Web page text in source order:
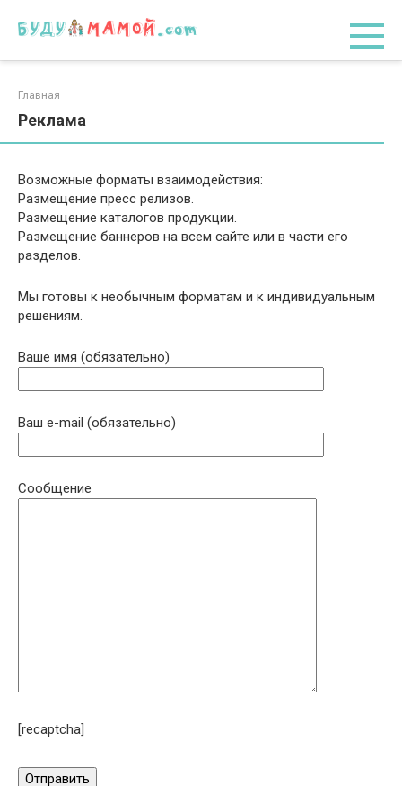
Главная
Реклама
Возможные форматы взаимодействия:
Размещение пресс релизов.
Размещение каталогов продукции.
Размещение баннеров на всем сайте или в части его
разделов.
Мы готовы к необычным форматам и к индивидуальным
решениям.
Ваше имя (обязательно)
Ваш e-mail (обязательно)
Сообщение
[recaptcha]